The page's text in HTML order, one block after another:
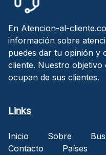
En Atencion-al-
información sobre
puedes dar tu opinión y
cliente. Nuestro objetivo
ocupan de sus clientes.
Links
Inicio Sobre
Contacto
Países